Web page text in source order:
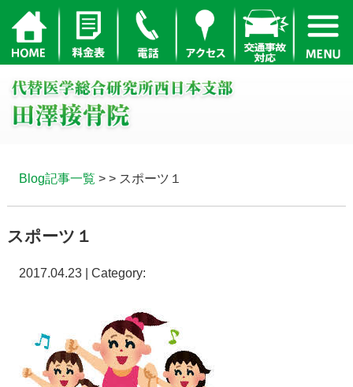
Blog記事一覧 > > スポーツ１
スポーツ１
2017.04.23 | Category: